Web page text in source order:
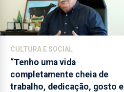
CULTURA E SOCIAL
“Tenho uma vida
completamente cheia de
trabalho, dedicação, gosto e